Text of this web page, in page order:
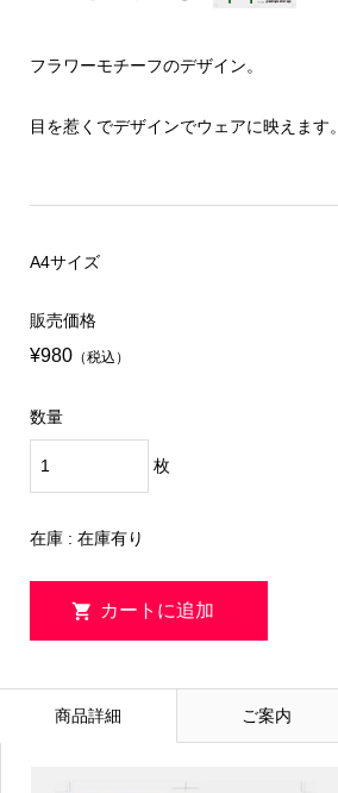
フラワーモチーフのデザイン。
目を惹くでデザインでウェアに映えます。
A4サイズ
販売価格
¥980（税込）
数量
枚
在庫 : 在庫有り
商品詳細 ご案内